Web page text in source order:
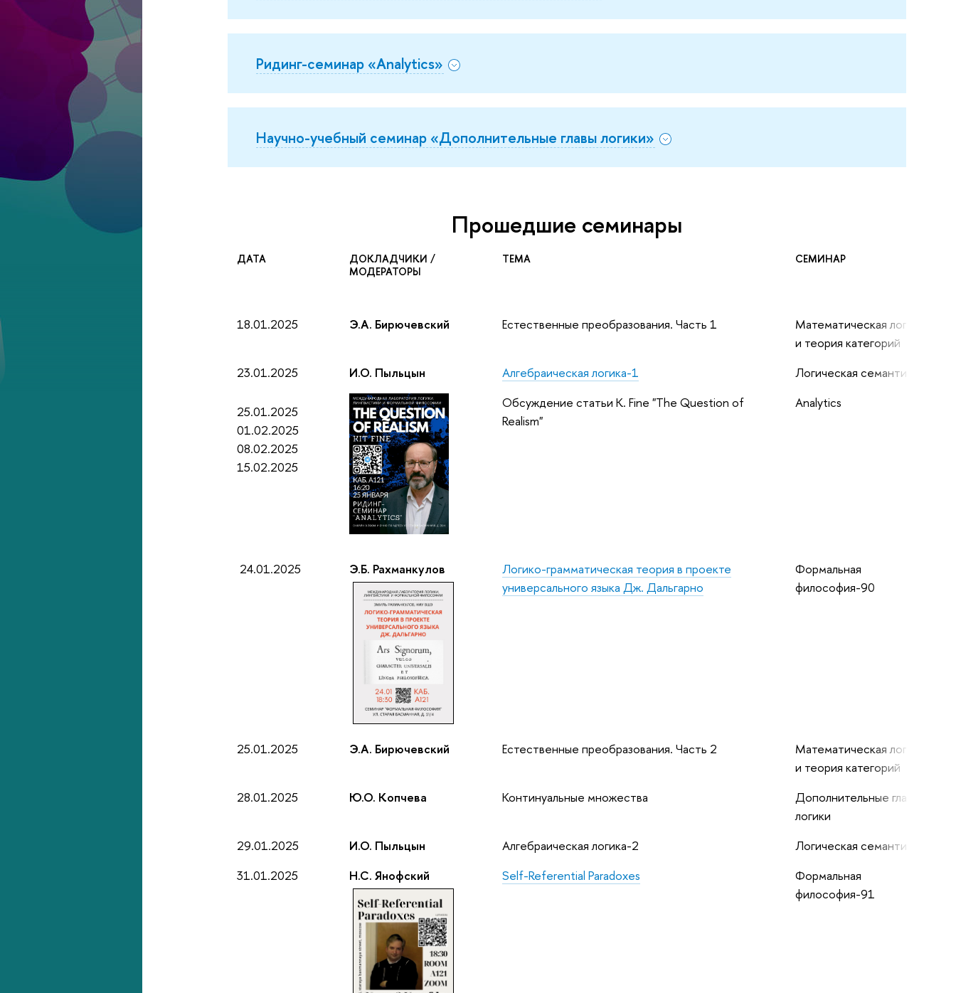
Ридинг-семинар «Analytics»
Научно-учебный семинар «Дополнительные главы логики»
Прошедшие семинары
ДАТА
ДОКЛАДЧИКИ /
МОДЕРАТОРЫ
ТЕМА СЕМИНАР
18.01.2025 Э.А. Бирючевский Естественные преобразования. Часть 1
Математическая логика
и теория категорий
23.01.2025
И.О. Пыльцын Алгебраическая логика-1 Логическая семантика
25.01.2025
01.02.2025
08.02.2025
15.02.2025
Обсуждение статьи К. Fine "The Question of
Realism"
Analytics
24.01.2025 Э.Б. Рахманкулов
Логико-грамматическая теория в проекте
универсального языка Дж. Дальгарно
Формальная
философия-90
25.01.2025 Э.А. Бирючевский Естественные преобразования. Часть 2
Математическая логика
и теория категорий
28.01.2025
Ю.О. Копчева Континуальные множества
Дополнительные главы
логики
29.01.2025
И.О. Пыльцын Алгебраическая логика-2
Логическая семантика
31.01.2025
Н.С. Янофский Self-Referential Paradoxes
Формальная
философия-91